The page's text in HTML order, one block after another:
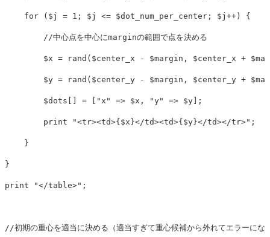
for ( $j = 1 ; $j <= $dot_num_per_center ; $j ++ ) {
//中心点を中心にmarginの範囲で点を決める
$x = rand ( $center_x - $margin , $center_x +
$y = rand ( $center_y - $margin , $center_y +
$dots = "x" => $x , "y" => $y ];
print "<tr><td>{ $x }</td><td>{ $y }</td></tr>" ;
}
}
print "</table>" ;
//初期の重心を適当に決める（適当すぎて重心候補から外れてエラーにな